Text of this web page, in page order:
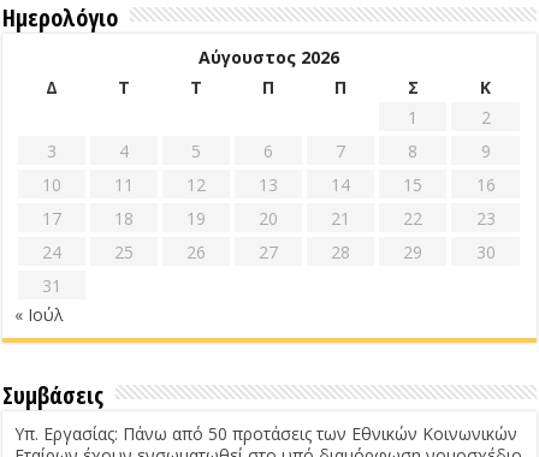
Ημερολόγιο
Αύγουστος 2026
Δ
Τ Τ Π Π Σ
Κ
1
2
3
4 5 6 7 8
9
10
11 12 13 14 15
16
17
18 19 20 21 22
23
24
25 26 27 28 29
30
31
« Ιούλ
Συμβάσεις
Υπ. Εργασίας: Πάνω από 50 προτάσεις των Εθνικών Κοινωνικών